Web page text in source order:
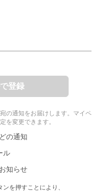
登録
の通知をお届けします。マイペ
を変更できます。
の通知
ル
知らせ
を押すことにより、